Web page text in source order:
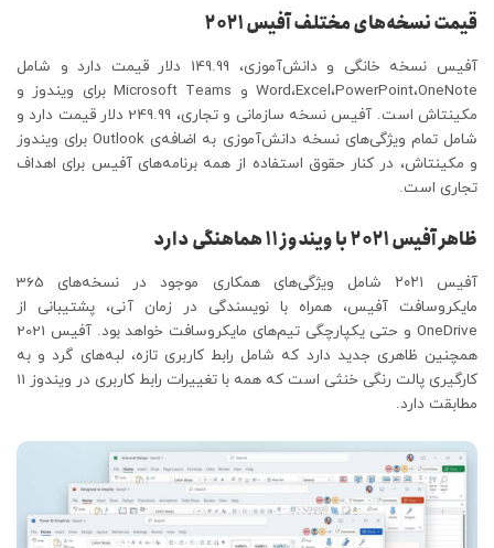
قیمت نسخه‌های مختلف آفیس ۲۰۲۱
آفیس نسخه خانگی و دانش‌آموزی، 149.99 دلار قیمت دارد و شامل
Word،Excel،PowerPoint،OneNote و Microsoft Teams برای ویندوز و
مکینتاش است. آفیس نسخه سازمانی و تجاری، 249.99 دلار قیمت دارد و
شامل تمام ویژگی‌های نسخه دانش‌آموزی به اضافه‌ی Outlook برای ویندوز
و مکینتاش، در کنار حقوق استفاده از همه برنامه‌های آفیس برای اهداف
تجاری است.
ظاهر آفیس ۲۰۲۱ با ویندوز ۱۱ هماهنگی دارد
آفیس ۲۰۲۱ شامل ویژگی‌های همکاری موجود در نسخه‌های 365
مایکروسافت آفیس، همراه با نویسندگی در زمان آنی، پشتیبانی از
OneDrive و حتی یکپارچگی تیم‌های مایکروسافت خواهد بود. آفیس 2021
همچنین ظاهری جدید دارد که شامل رابط کاربری تازه، لبه‌های گرد و به
کارگیری پالت رنگی خنثی است که همه با تغییرات رابط کاربری در ویندوز 11
مطابقت دارد.